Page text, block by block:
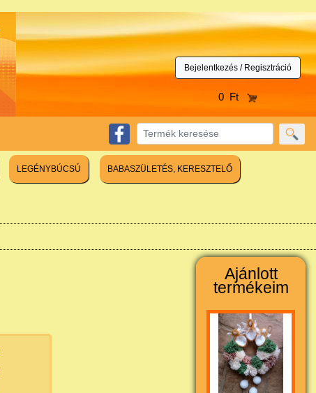
Bejelentkezés / Regisztráció
0 Ft
LEGÉNYBÚCSÚ BABASZÜLETÉS, KERESZTELŐ
Ajánlott
termékeim